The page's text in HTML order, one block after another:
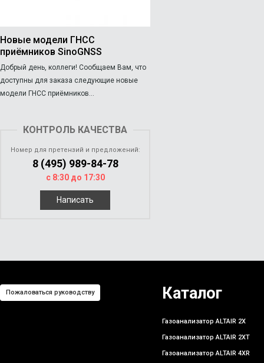
Новые модели ГНСС
приёмников SinoGNSS
Добрый день, коллеги! Сообщаем Вам, что
доступны для заказа следующие новые
модели ГНСС приёмников...
КОНТРОЛЬ КАЧЕСТВА
Номер для претензий и предложений:
8 (495) 989-84-78
с 8:30 до 17:30
Написать
Пожаловаться руководству Каталог
Газоанализатор ALTAIR 2X
Газоанализатор ALTAIR 2XT
Газоанализатор ALTAIR 4XR